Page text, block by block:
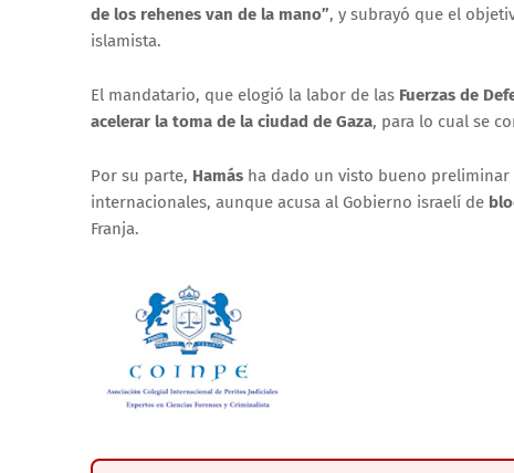
de los rehenes van de la mano”, y subrayó que el
islamista.
El mandatario, que elogió la labor de las Fuerzas de
acelerar la toma de la ciudad de Gaza, para lo cual se
Por su parte, Hamás ha dado un visto bueno
internacionales, aunque acusa al Gobierno israelí de
Franja.